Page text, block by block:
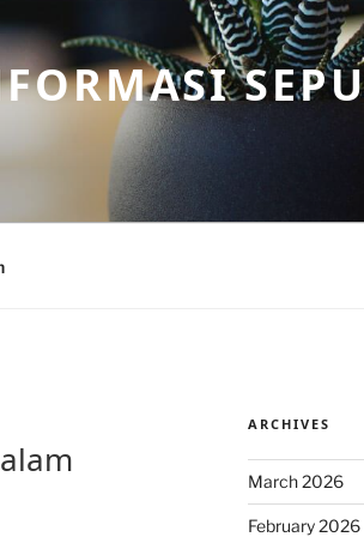
ARCHIVES
March 2026
February 2026